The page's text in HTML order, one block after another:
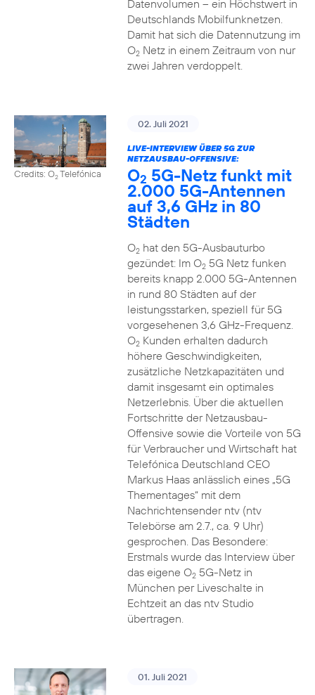
Datenvolumen – ein Höchstwert in
Deutschlands Mobilfunknetzen.
Damit hat sich die Datennutzung im
O2Netz in einem Zeitraum von nur
zwei Jahren verdoppelt.
Credits: O2Telefónica
02. Juli 2021
LIVE-INTERVIEW ÜBER 5G ZUR
NETZAUSBAU-OFFENSIVE:
O2 5G-Netz funkt mit
2.000 5G-Antennen
auf 3,6 GHz in 80
Städten
O2hat den 5G-Ausbauturbo
gezündet: Im O25G Netz funken
bereits knapp 2.000 5G-Antennen
in rund 80 Städten auf der
leistungsstarken, speziell für 5G
vorgesehenen 3,6 GHz-Frequenz.
O2Kunden erhalten dadurch
höhere Geschwindigkeiten,
zusätzliche Netzkapazitäten und
damit insgesamt ein optimales
Netzerlebnis. Über die aktuellen
Fortschritte der Netzausbau-
Offensive sowie die Vorteile von 5G
für Verbraucher und Wirtschaft hat
Telefónica Deutschland CEO
Markus Haas anlässlich eines „5G
Thementages“ mit dem
Nachrichtensender ntv (ntv
Telebörse am 2.7., ca. 9 Uhr)
gesprochen. Das Besondere:
Erstmals wurde das Interview über
das eigene O25G-Netz in
München per Liveschalte in
Echtzeit an das ntv Studio
übertragen.
01. Juli 2021